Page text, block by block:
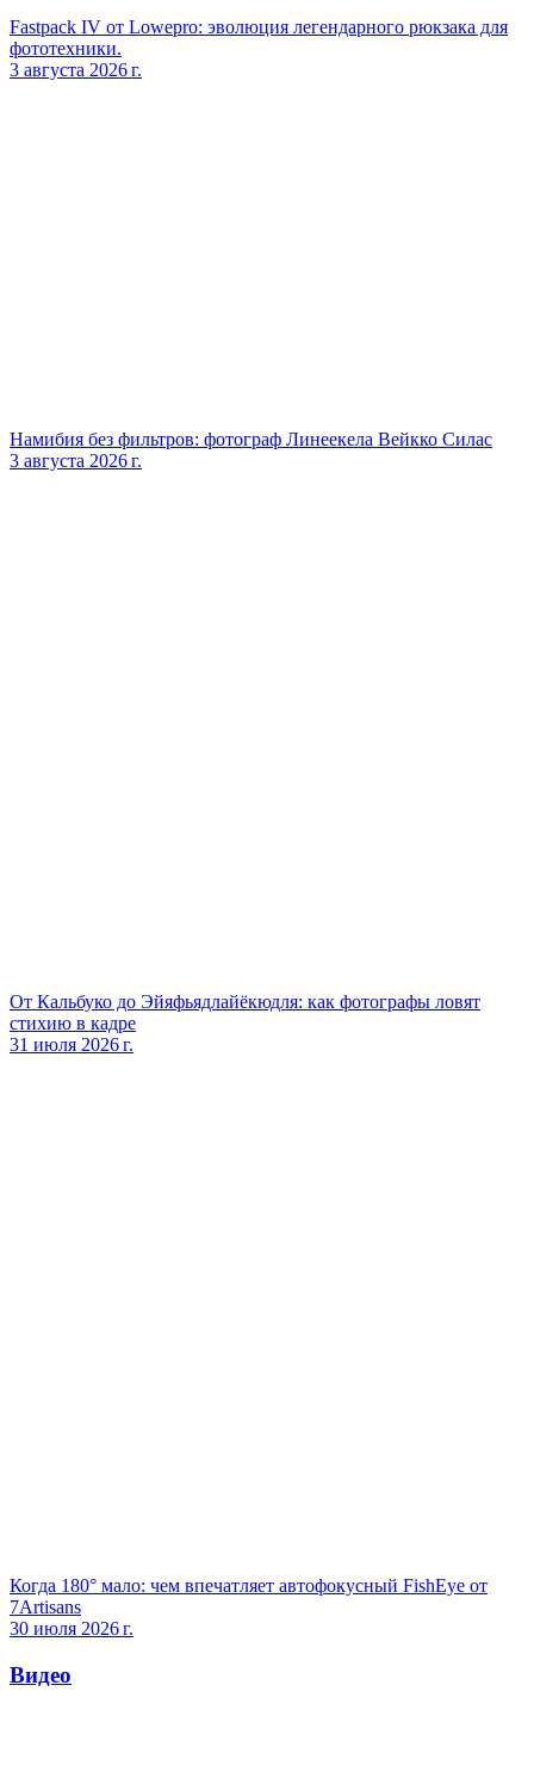
Fastpack IV от Lowepro: эволюция легендарного рюкзака для
фототехники.
3 августа 2026 г.
Намибия без фильтров: фотограф Линеекела Вейкко Силас
3 августа 2026 г.
От Кальбуко до Эйяфьядлайёкюдля: как фотографы ловят
стихию в кадре
31 июля 2026 г.
Когда 180° мало: чем впечатляет автофокусный FishEye от
7Artisans
30 июля 2026 г.
Видео